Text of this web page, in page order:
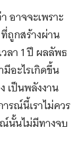
อาจจะเพราะ
ถูกสร้างผ่าน
ลา 1 ปี ผลลัพธ
อะไรเกิดขึ้น
เป็นพลังงาน
รณ์นี้เราไม่ควร
นั้นไม่มีทางจบ